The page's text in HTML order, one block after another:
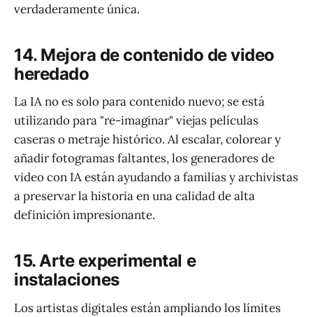
verdaderamente única.
14. Mejora de contenido de video
heredado
La IA no es solo para contenido nuevo; se está
utilizando para "re-imaginar" viejas películas
caseras o metraje histórico. Al escalar, colorear y
añadir fotogramas faltantes, los generadores de
video con IA están ayudando a familias y archivistas
a preservar la historia en una calidad de alta
definición impresionante.
15. Arte experimental e
instalaciones
Los artistas digitales están ampliando los límites